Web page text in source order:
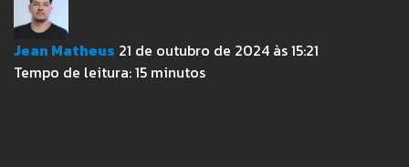
Jean Matheus 21 de outubro de 2024 às 15:21
Tempo de leitura:15 minutos